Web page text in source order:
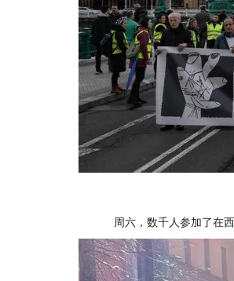
周六，数千人参加了在